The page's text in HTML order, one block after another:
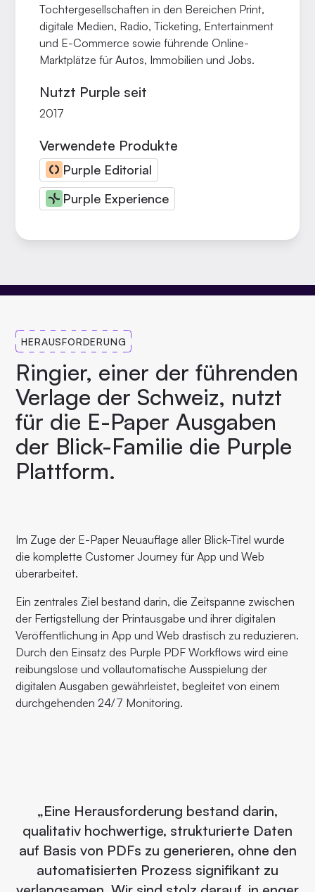
Tochtergesellschaften in den Bereichen Print,
digitale Medien, Radio, Ticketing, Entertainment
und E-Commerce sowie führende Online-
Marktplätze für Autos, Immobilien und Jobs.
Nutzt Purple seit
2017
Verwendete Produkte
Purple Editorial
Purple Experience
HERAUSFORDERUNG
Ringier, einer der führenden
Verlage der Schweiz, nutzt
für die E-Paper Ausgaben
der Blick-Familie die Purple
Plattform.
Im Zuge der E-Paper Neuauflage aller Blick-Titel wurde
die komplette Customer Journey für App und Web
überarbeitet.
Ein zentrales Ziel bestand darin, die Zeitspanne zwischen
der Fertigstellung der Printausgabe und ihrer digitalen
Veröffentlichung in App und Web drastisch zu reduzieren.
Durch den Einsatz des Purple PDF Workflows wird eine
reibungslose und vollautomatische Ausspielung der
digitalen Ausgaben gewährleistet, begleitet von einem
durchgehenden 24/7 Monitoring.
„Eine Herausforderung bestand darin,
qualitativ hochwertige, strukturierte Daten
auf Basis von PDFs zu generieren, ohne den
automatisierten Prozess signifikant zu